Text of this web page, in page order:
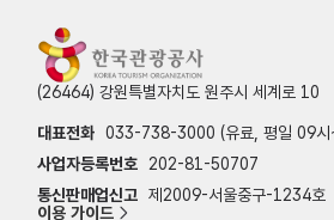
(26464) 강원특별자치도 원주시 세계로 10
대표전화 033-738-3000 (유료, 평일 09시
사업자등록번호
202-81-50707
통신판매업신고 제2009-서울중구-1234호
이용 가이드